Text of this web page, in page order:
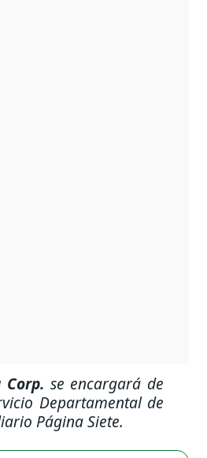
Corp. se encargará de
Departamental de
Página Siete.